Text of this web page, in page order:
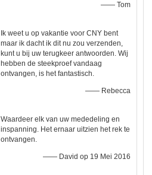
—— Tom
Ik weet u op vakantie voor CNY bent
maar ik dacht ik dit nu zou verzenden,
kunt u bij uw terugkeer antwoorden. Wij
hebben de steekproef vandaag
ontvangen, is het fantastisch.
—— Rebecca
Waardeer elk van uw mededeling en
inspanning. Het ernaar uitzien het rek te
ontvangen.
—— David op 19 Mei 2016